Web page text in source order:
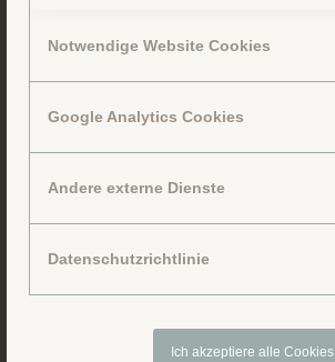
Notwendige Website Cookies
Google Analytics Cookies
Andere externe Dienste
Datenschutzrichtlinie
Ich akzeptiere alle Cookies
Folge uns auf Facebook